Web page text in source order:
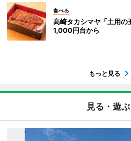
食べる
高崎タカシマヤ「土用
1,000円台から
もっと見る
見る・遊ぶ